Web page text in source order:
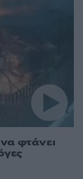
φτάνει